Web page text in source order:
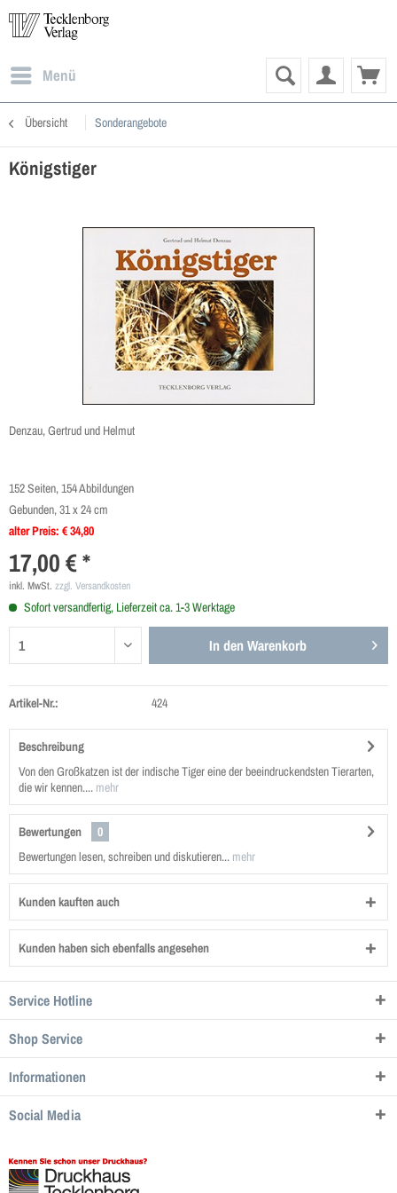
Menü
Übersicht Sonderangebote
Königstiger
Denzau, Gertrud und Helmut
152 Seiten, 154 Abbildungen
Gebunden, 31 x 24 cm
alter Preis: € 34,80
17,00 € *
inkl. MwSt. zzgl. Versandkosten
Sofort versandfertig, Lieferzeit ca. 1-3 Werktage
In den Warenkorb
Artikel-Nr.: 424
Beschreibung
Von den Großkatzen ist der indische Tiger eine der beeindruckendsten Tierarten,
die wir kennen.... mehr
Bewertungen
0
Bewertungen lesen, schreiben und diskutieren... mehr
Kunden kauften auch
Kunden haben sich ebenfalls angesehen
Service Hotline
Shop Service
Informationen
Social Media